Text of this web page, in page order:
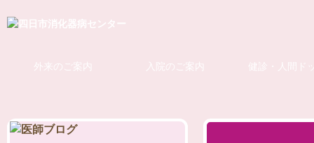
外来のご案内 入院のご案内 健診・人間ド